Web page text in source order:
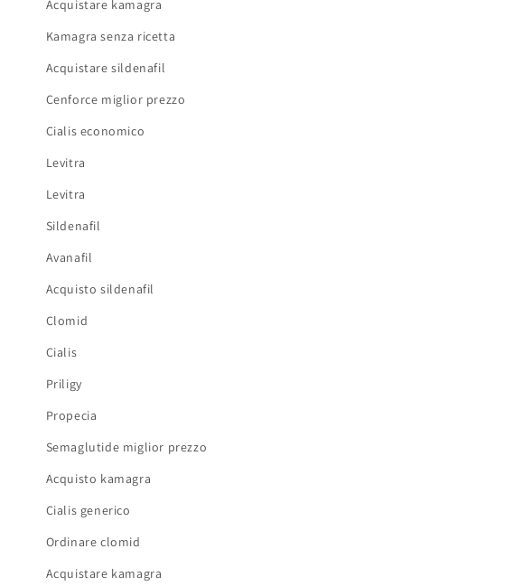
Acquistare kamagra
Kamagra senza ricetta
Acquistare sildenafil
Cenforce miglior prezzo
Cialis economico
Levitra
Levitra
Sildenafil
Avanafil
Acquisto sildenafil
Clomid
Cialis
Priligy
Propecia
Semaglutide miglior prezzo
Acquisto kamagra
Cialis generico
Ordinare clomid
Acquistare kamagra